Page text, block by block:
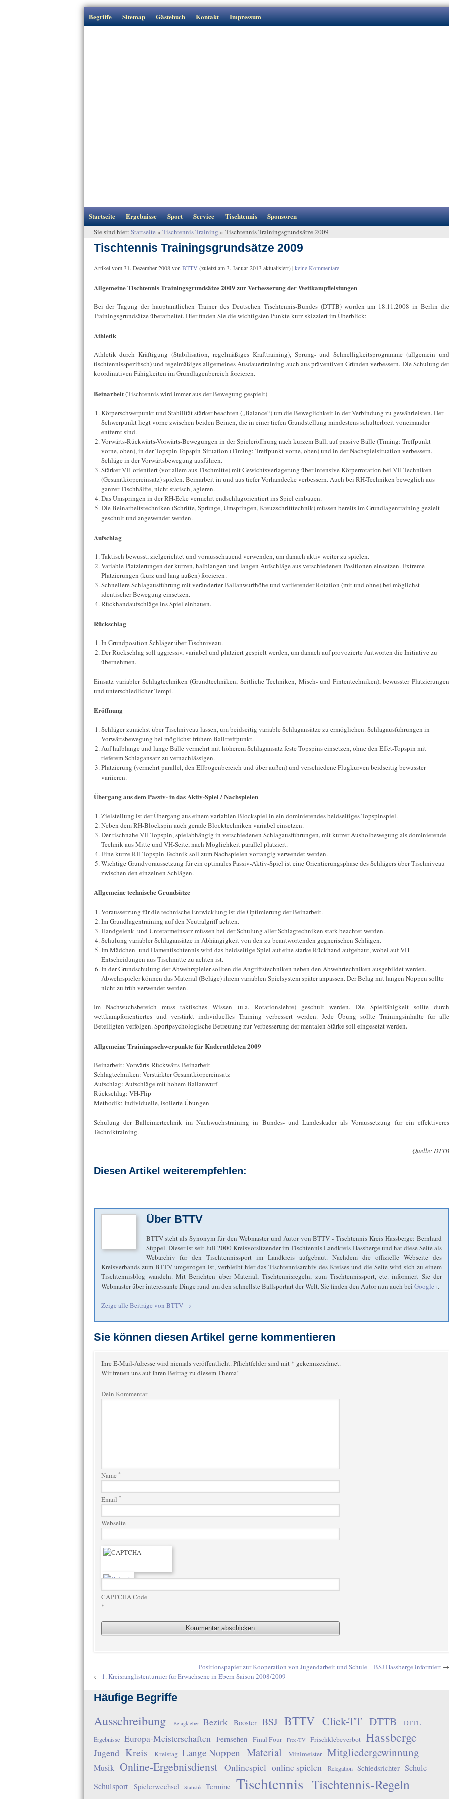
Begriffe Sitemap Gästebuch Kontakt Impressum
Startseite Ergebnisse Sport Service Tischtennis Sponsoren
Sie sind hier: Startseite » Tischtennis-Training » Tischtennis Trainingsgrundsätze 2009
Tischtennis Trainingsgrundsätze 2009
Artikel vom31. Dezember 2008vonBTTV (zuletzt am3. Januar 2013 aktualisiert) |keine Kommentare
Allgemeine Tischtennis Trainingsgrundsätze 2009 zur Verbesserung der Wettkampfleistungen
Bei der Tagung der hauptamtlichen Trainer des Deutschen Tischtennis-Bundes (DTTB) wurden am 18.11.2008 in Berlin die
Trainingsgrundsätze überarbeitet. Hier finden Sie die wichtigsten Punkte kurz skizziert im Überblick:
Athletik
Athletik durch Kräftigung (Stabilisation, regelmäßiges Krafttraining), Sprung- und Schnelligkeitsprogramme (allgemein und
tischtennisspezifisch) und regelmäßiges allgemeines Ausdauertraining auch aus präventiven Gründen verbessern. Die Schulung der
koordinativen Fähigkeiten im Grundlagenbereich forcieren.
Beinarbeit(Tischtennis wird immer aus der Bewegung gespielt)
Körperschwerpunkt und Stabilität stärker beachten („Balance“) um die Beweglichkeit in der Verbindung zu gewährleisten. Der
Schwerpunkt liegt vorne zwischen beiden Beinen, die in einer tiefen Grundstellung mindestens schulterbreit voneinander
entfernt sind.
Vorwärts-Rückwärts-Vorwärts-Bewegungen in der Spieleröffnung nach kurzem Ball, auf passive Bälle (Timing: Treffpunkt
vorne, oben), in der Topspin-Topspin-Situation (Timing: Treffpunkt vorne, oben) und in der Nachspielsituation verbessern.
Schläge in der Vorwärtsbewegung ausführen.
Stärker VH-orientiert (vor allem aus Tischmitte) mit Gewichtsverlagerung über intensive Körperrotation bei VH-Techniken
(Gesamtkörpereinsatz) spielen. Beinarbeit in und aus tiefer Vorhandecke verbessern. Auch bei RH-Techniken beweglich aus
ganzer Tischhälfte, nicht statisch, agieren.
Das Umspringen in der RH-Ecke vermehrt endschlagorientiert ins Spiel einbauen.
Die Beinarbeitstechniken (Schritte, Sprünge, Umspringen, Kreuzschritttechnik) müssen bereits im Grundlagentraining gezielt
geschult und angewendet werden.
Aufschlag
Taktisch bewusst, zielgerichtet und vorausschauend verwenden, um danach aktiv weiter zu spielen.
Variable Platzierungen der kurzen, halblangen und langen Aufschläge aus verschiedenen Positionen einsetzen. Extreme
Platzierungen (kurz und lang außen) forcieren.
Schnellere Schlagausführung mit veränderter Ballanwurfhöhe und variierender Rotation (mit und ohne) bei möglichst
identischer Bewegung einsetzen.
Rückhandaufschläge ins Spiel einbauen.
Rückschlag
In Grundposition Schläger über Tischniveau.
Der Rückschlag soll aggressiv, variabel und platziert gespielt werden, um danach auf provozierte Antworten die Initiative zu
übernehmen.
Einsatz variabler Schlagtechniken (Grundtechniken, Seitliche Techniken, Misch- und Fintentechniken), bewusster Platzierungen
und unterschiedlicher Tempi.
Eröffnung
Schläger zunächst über Tischniveau lassen, um beidseitig variable Schlagansätze zu ermöglichen. Schlagausführungen in
Vorwärtsbewegung bei möglichst frühem Balltreffpunkt.
Auf halblange und lange Bälle vermehrt mit höherem Schlagansatz feste Topspins einsetzen, ohne den Effet-Topspin mit
tieferem Schlagansatz zu vernachlässigen.
Platzierung (vermehrt parallel, den Ellbogenbereich und über außen) und verschiedene Flugkurven beidseitig bewusster
variieren.
Übergang aus dem Passiv- in das Aktiv-Spiel / Nachspielen
Zielstellung ist der Übergang aus einem variablen Blockspiel in ein dominierendes beidseitiges Topspinspiel.
Neben dem RH-Blockspin auch gerade Blocktechniken variabel einsetzen.
Der tischnahe VH-Topspin, spielabhängig in verschiedenen Schlagausführungen, mit kurzer Ausholbewegung als dominierende
Technik aus Mitte und VH-Seite, nach Möglichkeit parallel platziert.
Eine kurze RH-Topspin-Technik soll zum Nachspielen vorrangig verwendet werden.
Wichtige Grundvoraussetzung für ein optimales Passiv-Aktiv-Spiel ist eine Orientierungsphase des Schlägers über Tischniveau
zwischen den einzelnen Schlägen.
Allgemeine technische Grundsätze
Voraussetzung für die technische Entwicklung ist die Optimierung der Beinarbeit.
Im Grundlagentraining auf den Neutralgriff achten.
Handgelenk- und Unterarmeinsatz müssen bei der Schulung aller Schlagtechniken stark beachtet werden.
Schulung variabler Schlagansätze in Abhängigkeit von den zu beantwortenden gegnerischen Schlägen.
Im Mädchen- und Damentischtennis wird das beidseitige Spiel auf eine starke Rückhand aufgebaut, wobei auf VH-
Entscheidungen aus Tischmitte zu achten ist.
In der Grundschulung der Abwehrspieler sollten die Angriffstechniken neben den Abwehrtechniken ausgebildet werden.
Abwehrspieler können das Material (Beläge) ihrem variablen Spielsystem später anpassen. Der Belag mit langen Noppen sollte
nicht zu früh verwendet werden.
Im Nachwuchsbereich muss taktisches Wissen (u.a. Rotationslehre) geschult werden. Die Spielfähigkeit sollte durch
wettkampforientiertes und verstärkt individuelles Training verbessert werden. Jede Übung sollte Trainingsinhalte für alle
Beteiligten verfolgen. Sportpsychologische Betreuung zur Verbesserung der mentalen Stärke soll eingesetzt werden.
Allgemeine Trainingsschwerpunkte für Kaderathleten 2009
Beinarbeit: Vorwärts-Rückwärts-Beinarbeit
Schlagtechniken: Verstärkter Gesamtkörpereinsatz
Aufschlag: Aufschläge mit hohem Ballanwurf
Rückschlag: VH-Flip
Methodik: Individuelle, isolierte Übungen
Schulung der Balleimertechnik im Nachwuchstraining in Bundes- und Landeskader als Voraussetzung für ein effektiveres
Techniktraining.
Quelle: DTTB
Diesen Artikel weiterempfehlen:
Über BTTV
BTTV steht als Synonym für den Webmaster und Autor von BTTV - Tischtennis Kreis Hassberge: Bernhard
Süppel. Dieser ist seit Juli 2000 Kreisvorsitzender im Tischtennis Landkreis Hassberge und hat diese Seite als
Webarchiv für den Tischtennissport im Landkreis aufgebaut. Nachdem die offizielle Webseite des
Kreisverbands zum BTTV umgezogen ist, verbleibt hier das Tischtennisarchiv des Kreises und die Seite wird sich zu einem
Tischtennisblog wandeln. Mit Berichten über Material, Tischtennisregeln, zum Tischtennissport, etc. informiert Sie der
Webmaster über interessante Dinge rund um den schnellste Ballsportart der Welt. Sie finden den Autor nun auch bei Google+.
Zeige alle Beiträge von BTTV →
Sie können diesen Artikel gerne kommentieren
Ihre E-Mail-Adresse wird niemals veröffentlicht. Pflichtfelder sind mit * gekennzeichnet.
Wir freuen uns auf Ihren Beitrag zu diesem Thema!
Dein Kommentar
Name *
Email *
Webseite
CAPTCHA Code
*
Positionspapier zur Kooperation von Jugendarbeit und Schule – BSJ Hassberge informiert →
← 1. Kreisranglistenturnier für Erwachsene in Ebern Saison 2008/2009
Häufige Begriffe
Ausschreibung Belagkleber Bezirk Booster BSJ BTTV Click-TT DTTB DTTL
Ergebnisse Europa-Meisterschaften Fernsehen Final Four Free-TV Frischklebeverbot Hassberge
Jugend Kreis Kreistag Lange Noppen Material Minimeister Mitgliedergewinnung
Musik Online-Ergebnisdienst Onlinespiel online spielen Relegation Schiedsrichter Schule
Schulsport
Spielerwechsel Statistik Termine Tischtennis Tischtennis-Regeln